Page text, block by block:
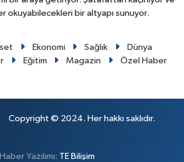
okuyabilecekleri bir altyapı sunuyor.
Ekonomi Sağlık
Dünya
Eğitim Magazin Özel Haber
Copyright © 2024. Her hakkı saklıdır.
Haber Yazılımı: TE Bilişim